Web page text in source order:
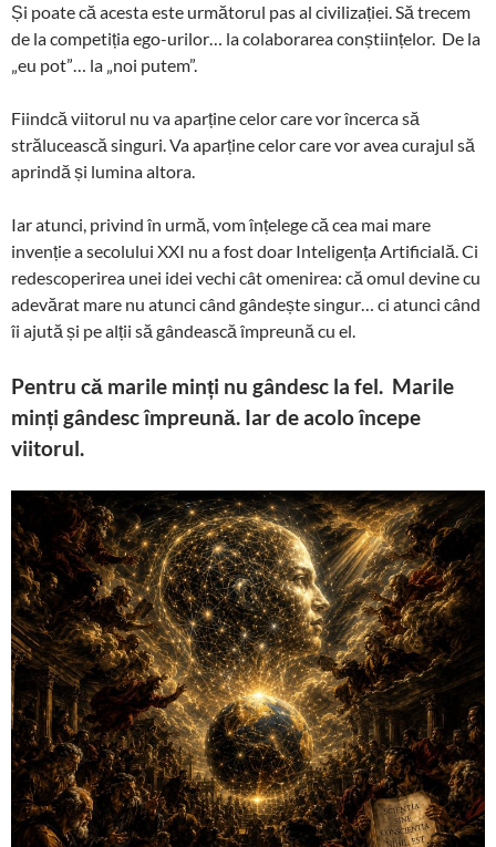
Și poate că acesta este următorul pas al civilizației. Să trecem
de la competiția ego-urilor… la colaborarea conștiințelor. De la
„eu pot”… la „noi putem”.
Fiindcă viitorul nu va aparține celor care vor încerca să
strălucească singuri. Va aparține celor care vor avea curajul să
aprindă și lumina altora.
Iar atunci, privind în urmă, vom înțelege că cea mai mare
invenție a secolului XXI nu a fost doar Inteligența Artificială. Ci
redescoperirea unei idei vechi cât omenirea: că omul devine cu
adevărat mare nu atunci când gândește singur… ci atunci când
îi ajută și pe alții să gândească împreună cu el.
Pentru că marile minți nu gândesc la fel. Marile
minți gândesc împreună. Iar de acolo începe
viitorul.